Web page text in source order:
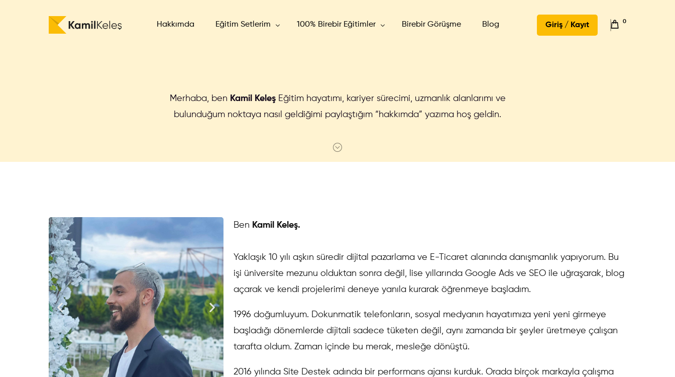
Hakkımda Eğitim Setlerim 100% Birebir Eğitimler Birebir Görüşme Blog Giriş / Kayıt 0
Merhaba, ben Kamil Keleş Eğitim hayatımı, kariyer sürecimi, uzmanlık alanlarımı ve
bulunduğum noktaya nasıl geldiğimi paylaştığım “hakkımda” yazıma hoş geldin.
Ben Kamil Keleş.
Yaklaşık 10 yılı aşkın süredir dijital pazarlama ve E-Ticaret alanında danışmanlık yapıyorum. Bu
işi üniversite mezunu olduktan sonra değil, lise yıllarında Google Ads ve SEO ile uğraşarak, blog
açarak ve kendi projelerimi deneye yanıla kurarak öğrenmeye başladım.
1996 doğumluyum. Dokunmatik telefonların, sosyal medyanın hayatımıza yeni yeni girmeye
başladığı dönemlerde dijitali sadece tüketen değil, aynı zamanda bir şeyler üretmeye çalışan
tarafta oldum. Zaman içinde bu merak, mesleğe dönüştü.
2016 yılında Site Destek adında bir performans ajansı kurduk. Orada birçok markayla çalışma